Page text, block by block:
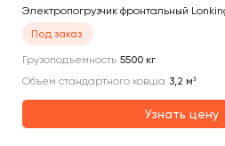
Электропогрузчик фронтальный
Под заказ
Грузоподъемность 5500 кг
Объем стандартного ковша 3,2 м³
Узнать цену